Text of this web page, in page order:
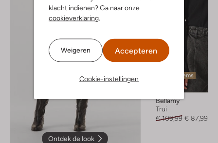
klacht indienen? Ga naar onze
cookieverklaring
Weigeren Accepteren
Cookie-instellingen
Ontdek de look
Laatste items
Bellamy
Trui
€ 109,99 € 87,99